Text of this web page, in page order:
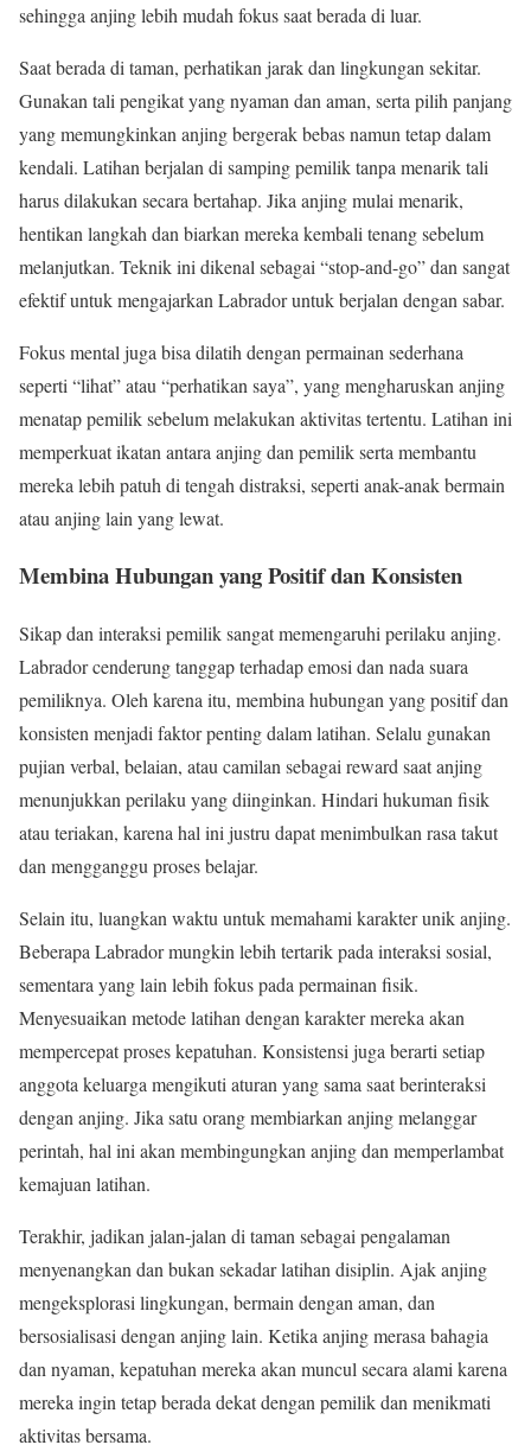
sehingga anjing lebih mudah fokus saat berada di luar.
Saat berada di taman, perhatikan jarak dan lingkungan sekitar.
Gunakan tali pengikat yang nyaman dan aman, serta pilih panjang
yang memungkinkan anjing bergerak bebas namun tetap dalam
kendali. Latihan berjalan di samping pemilik tanpa menarik tali
harus dilakukan secara bertahap. Jika anjing mulai menarik,
hentikan langkah dan biarkan mereka kembali tenang sebelum
melanjutkan. Teknik ini dikenal sebagai “stop-and-go” dan sangat
efektif untuk mengajarkan Labrador untuk berjalan dengan sabar.
Fokus mental juga bisa dilatih dengan permainan sederhana
seperti “lihat” atau “perhatikan saya”, yang mengharuskan anjing
menatap pemilik sebelum melakukan aktivitas tertentu. Latihan ini
memperkuat ikatan antara anjing dan pemilik serta membantu
mereka lebih patuh di tengah distraksi, seperti anak-anak bermain
atau anjing lain yang lewat.
Membina Hubungan yang Positif dan Konsisten
Sikap dan interaksi pemilik sangat memengaruhi perilaku anjing.
Labrador cenderung tanggap terhadap emosi dan nada suara
pemiliknya. Oleh karena itu, membina hubungan yang positif dan
konsisten menjadi faktor penting dalam latihan. Selalu gunakan
pujian verbal, belaian, atau camilan sebagai reward saat anjing
menunjukkan perilaku yang diinginkan. Hindari hukuman fisik
atau teriakan, karena hal ini justru dapat menimbulkan rasa takut
dan mengganggu proses belajar.
Selain itu, luangkan waktu untuk memahami karakter unik anjing.
Beberapa Labrador mungkin lebih tertarik pada interaksi sosial,
sementara yang lain lebih fokus pada permainan fisik.
Menyesuaikan metode latihan dengan karakter mereka akan
mempercepat proses kepatuhan. Konsistensi juga berarti setiap
anggota keluarga mengikuti aturan yang sama saat berinteraksi
dengan anjing. Jika satu orang membiarkan anjing melanggar
perintah, hal ini akan membingungkan anjing dan memperlambat
kemajuan latihan.
Terakhir, jadikan jalan-jalan di taman sebagai pengalaman
menyenangkan dan bukan sekadar latihan disiplin. Ajak anjing
mengeksplorasi lingkungan, bermain dengan aman, dan
bersosialisasi dengan anjing lain. Ketika anjing merasa bahagia
dan nyaman, kepatuhan mereka akan muncul secara alami karena
mereka ingin tetap berada dekat dengan pemilik dan menikmati
aktivitas bersama.